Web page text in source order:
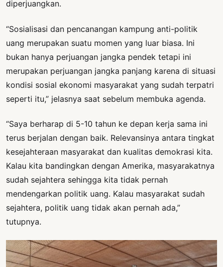
diperjuangkan.
“Sosialisasi dan pencanangan kampung anti-politik
uang merupakan suatu momen yang luar biasa. Ini
bukan hanya perjuangan jangka pendek tetapi ini
merupakan perjuangan jangka panjang karena di situasi
kondisi sosial ekonomi masyarakat yang sudah terpatri
seperti itu,” jelasnya saat sebelum membuka agenda.
“Saya berharap di 5-10 tahun ke depan kerja sama ini
terus berjalan dengan baik. Relevansinya antara tingkat
kesejahteraan masyarakat dan kualitas demokrasi kita.
Kalau kita bandingkan dengan Amerika, masyarakatnya
sudah sejahtera sehingga kita tidak pernah
mendengarkan politik uang. Kalau masyarakat sudah
sejahtera, politik uang tidak akan pernah ada,”
tutupnya.